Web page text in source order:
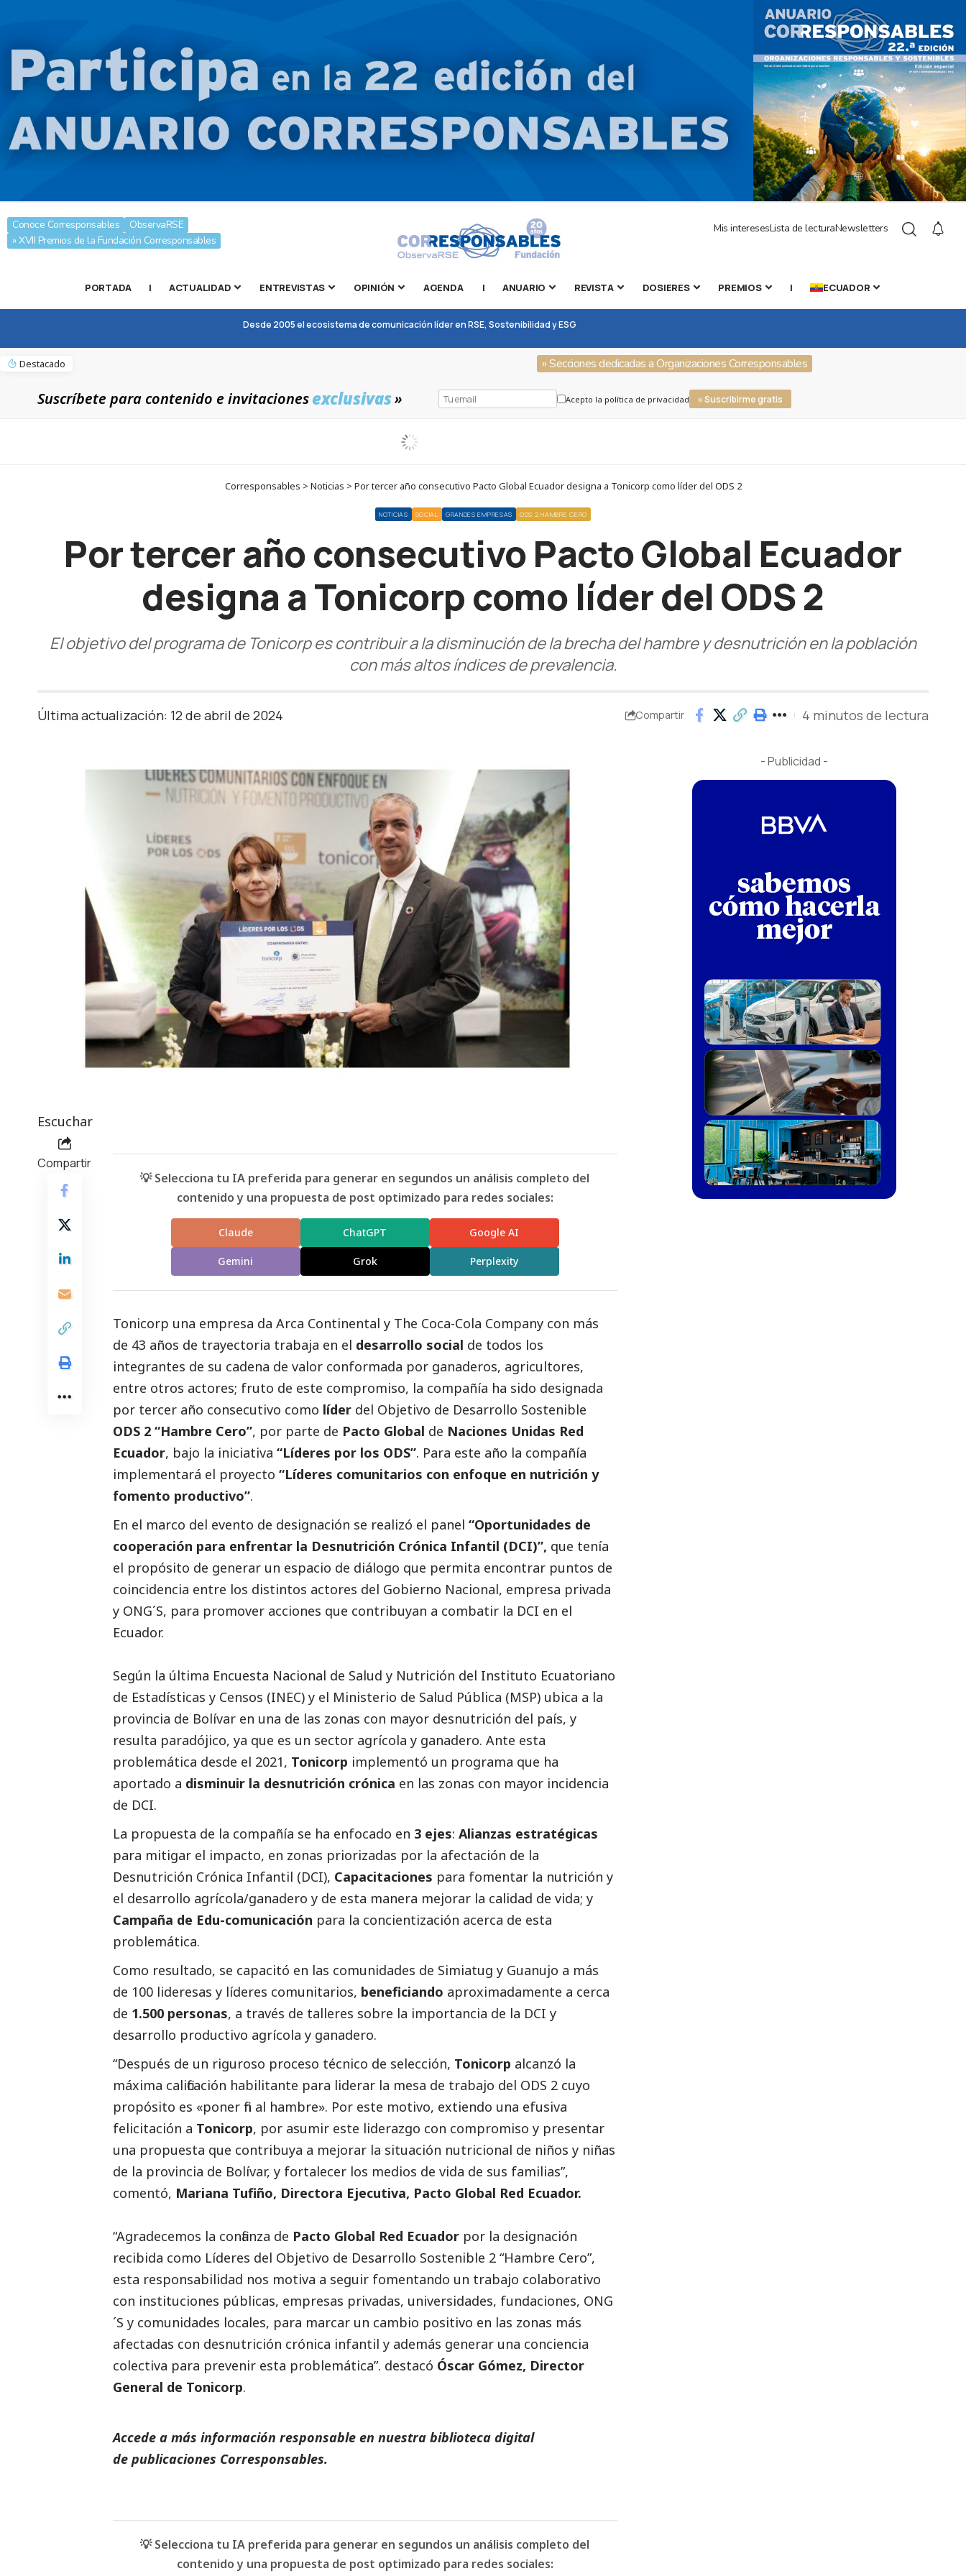
Conoce Corresponsables
ObservaRSE
» XVII Premios de la Fundación Corresponsables
Mis interesesLista de lecturaNewsletters
PORTADA | ACTUALIDAD ENTREVISTAS OPINIÓN AGENDA | ANUARIO REVISTA DOSIERES PREMIOS | ECUADOR
Desde 2005 el ecosistema de comunicación líder en RSE, Sostenibilidad y ESG
Destacado » Secciones dedicadas a Organizaciones Corresponsables
Suscríbete para contenido e invitacionesexclusivas» Acepto la política de privacidad » Suscribirme gratis
Corresponsables > Noticias > Por tercer año consecutivo Pacto Global Ecuador designa a Tonicorp como líder del ODS 2
NOTICIAS SOCIAL GRANDES EMPRESAS ODS 2 HAMBRE CERO
Por tercer año consecutivo Pacto Global Ecuador
designa a Tonicorp como líder del ODS 2
El objetivo del programa de Tonicorp es contribuir a la disminución de la brecha del hambre y desnutrición en la población
con más altos índices de prevalencia.
Última actualización: 12 de abril de 2024 Compartir 4 minutos de lectura
Escuchar
Compartir
💡 Selecciona tu IA preferida para generar en segundos un análisis completo del
contenido y una propuesta de post optimizado para redes sociales:
Claude ChatGPT Google AI
Gemini Grok Perplexity
Tonicorp una empresa da Arca Continental y The Coca-Cola Company con más
de 43 años de trayectoria trabaja en el desarrollo social de todos los
integrantes de su cadena de valor conformada por ganaderos, agricultores,
entre otros actores; fruto de este compromiso, la compañía ha sido designada
por tercer año consecutivo como líder del Objetivo de Desarrollo Sostenible
ODS 2 “Hambre Cero”, por parte de Pacto Global de Naciones Unidas Red
Ecuador, bajo la iniciativa “Líderes por los ODS”. Para este año la compañía
implementará el proyecto “Líderes comunitarios con enfoque en nutrición y
fomento productivo”.
En el marco del evento de designación se realizó el panel “Oportunidades de
cooperación para enfrentar la Desnutrición Crónica Infantil (DCI)”, que tenía
el propósito de generar un espacio de diálogo que permita encontrar puntos de
coincidencia entre los distintos actores del Gobierno Nacional, empresa privada
y ONG´S, para promover acciones que contribuyan a combatir la DCI en el
Ecuador.
Según la última Encuesta Nacional de Salud y Nutrición del Instituto Ecuatoriano
de Estadísticas y Censos (INEC) y el Ministerio de Salud Pública (MSP) ubica a la
provincia de Bolívar en una de las zonas con mayor desnutrición del país, y
resulta paradójico, ya que es un sector agrícola y ganadero. Ante esta
problemática desde el 2021, Tonicorp implementó un programa que ha
aportado a disminuir la desnutrición crónica en las zonas con mayor incidencia
de DCI.
La propuesta de la compañía se ha enfocado en 3 ejes: Alianzas estratégicas
para mitigar el impacto, en zonas priorizadas por la afectación de la
Desnutrición Crónica Infantil (DCI), Capacitaciones para fomentar la nutrición y
el desarrollo agrícola/ganadero y de esta manera mejorar la calidad de vida; y
Campaña de Edu-comunicación para la concientización acerca de esta
problemática.
Como resultado, se capacitó en las comunidades de Simiatug y Guanujo a más
de 100 lideresas y líderes comunitarios, beneficiando aproximadamente a cerca
de 1.500 personas, a través de talleres sobre la importancia de la DCI y
desarrollo productivo agrícola y ganadero.
“Después de un riguroso proceso técnico de selección, Tonicorp alcanzó la
máxima calificación habilitante para liderar la mesa de trabajo del ODS 2 cuyo
propósito es «poner fin al hambre». Por este motivo, extiendo una efusiva
felicitación a Tonicorp, por asumir este liderazgo con compromiso y presentar
una propuesta que contribuya a mejorar la situación nutricional de niños y niñas
de la provincia de Bolívar, y fortalecer los medios de vida de sus familias”,
comentó, Mariana Tufiño, Directora Ejecutiva, Pacto Global Red Ecuador.
“Agradecemos la confianza de Pacto Global Red Ecuador por la designación
recibida como Líderes del Objetivo de Desarrollo Sostenible 2 “Hambre Cero”,
esta responsabilidad nos motiva a seguir fomentando un trabajo colaborativo
con instituciones públicas, empresas privadas, universidades, fundaciones, ONG
´S y comunidades locales, para marcar un cambio positivo en las zonas más
afectadas con desnutrición crónica infantil y además generar una conciencia
colectiva para prevenir esta problemática”. destacó Óscar Gómez, Director
General de Tonicorp.
Accede a más información responsable en nuestra biblioteca digital
de publicaciones Corresponsables.
💡 Selecciona tu IA preferida para generar en segundos un análisis completo del
contenido y una propuesta de post optimizado para redes sociales:
- Publicidad -